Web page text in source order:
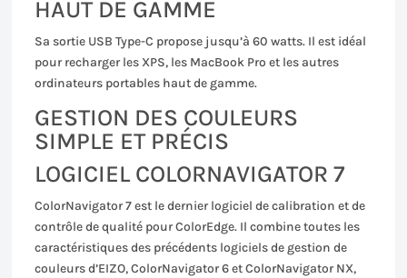
HAUT DE GAMME
Sa sortie USB Type-C propose jusqu’à 60 watts. Il est idéal
pour recharger les XPS, les MacBook Pro et les autres
ordinateurs portables haut de gamme.
GESTION DES COULEURS
SIMPLE ET PRÉCIS
LOGICIEL COLORNAVIGATOR 7
ColorNavigator 7 est le dernier logiciel de calibration et de
contrôle de qualité pour ColorEdge. Il combine toutes les
caractéristiques des précédents logiciels de gestion de
couleurs d’EIZO, ColorNavigator 6 et ColorNavigator NX,